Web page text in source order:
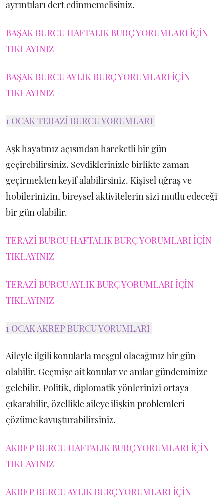
ayrıntıları dert edinmemelisiniz.
BAŞAK BURCU HAFTALIK BURÇ YORUMLARI İÇİN
TIKLAYINIZ
BAŞAK BURCU AYLIK BURÇ YORUMLARI İÇİN
TIKLAYINIZ
1 OCAK TERAZİ BURCU YORUMLARI
Aşk hayatınız açısından hareketli bir gün
geçirebilirsiniz. Sevdiklerinizle birlikte zaman
geçirmekten keyif alabilirsiniz. Kişisel uğraş ve
hobilerinizin, bireysel aktivitelerin sizi mutlu edeceği
bir gün olabilir.
TERAZİ BURCU HAFTALIK BURÇ YORUMLARI İÇİN
TIKLAYINIZ
TERAZİ BURCU AYLIK BURÇ YORUMLARI İÇİN
TIKLAYINIZ
1 OCAK AKREP BURCU YORUMLARI
Aileyle ilgili konularla meşgul olacağınız bir gün
olabilir. Geçmişe ait konular ve anılar gündeminize
gelebilir. Politik, diplomatik yönlerinizi ortaya
çıkarabilir, özellikle aileye ilişkin problemleri
çözüme kavuşturabilirsiniz.
AKREP BURCU HAFTALIK BURÇ YORUMLARI İÇİN
TIKLAYINIZ
AKREP BURCU AYLIK BURÇ YORUMLARI İÇİN